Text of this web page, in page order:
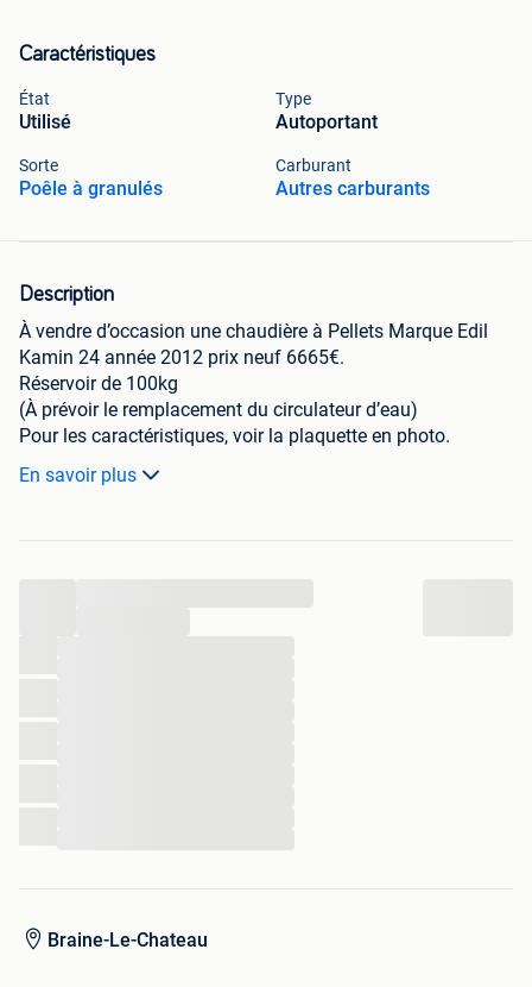
Caractéristiques
État
Utilisé
Type
Autoportant
Sorte
Poêle à granulés
Carburant
Autres carburants
Description
À vendre d’occasion une chaudière à Pellets Marque Edil
Kamin 24 année 2012 prix neuf 6665€.
Réservoir de 100kg
(À prévoir le remplacement du circulateur d’eau)
Pour les caractéristiques, voir la plaquette en photo.
Vendu pour cause. Placement d’une chaudière au gaz. Prix
souhaité 3000 €.
En savoir plus
Braine-Le-Chateau